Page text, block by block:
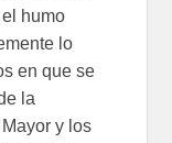
humo
lo
en que se
la
y los